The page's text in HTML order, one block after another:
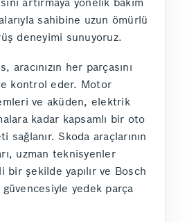
sahibine uzun ömürlü
deneyimi sunuyoruz.
aracınızın her parçasını
kontrol eder. Motor
ve aküden, elektrik
kadar kapsamlı bir oto
sağlanır. Skoda araçlarının
uzman teknisyenler
bir şekilde yapılır ve Bosch
güvencesiyle yedek parça